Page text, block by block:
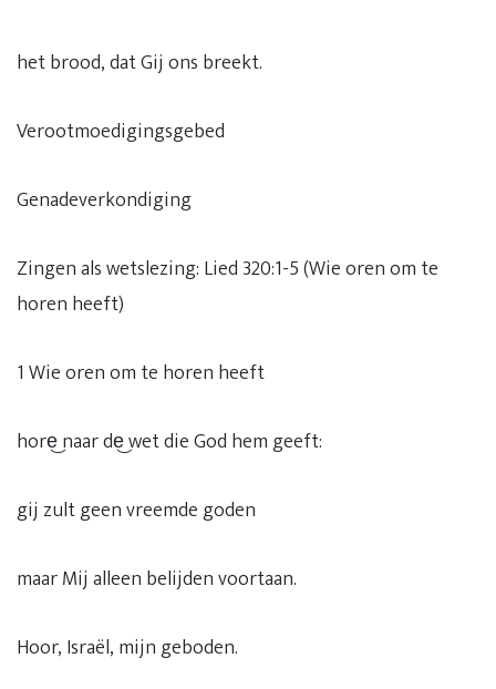
het brood, dat Gij ons breekt.
Verootmoedigingsgebed
Genadeverkondiging
Zingen als wetslezing: Lied 320:1-5 (Wie oren om te
horen heeft)
1 Wie oren om te horen heeft
hore͜ naar de͜ wet die God hem geeft:
gij zult geen vreemde goden
maar Mij alleen belijden voortaan.
Hoor, Israël, mijn geboden.